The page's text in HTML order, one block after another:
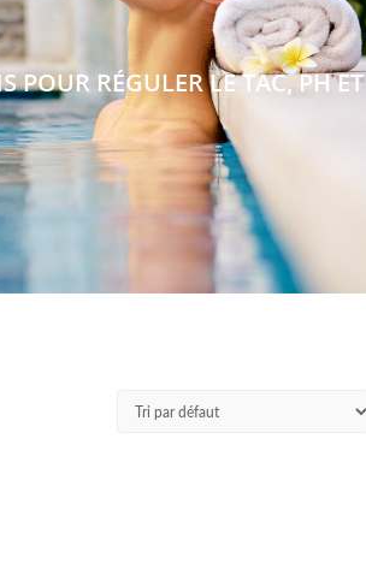
POUR RÉGULER LE TAC, PH ET